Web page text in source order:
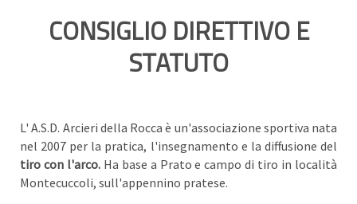
CONSIGLIO DIRETTIVO E
STATUTO
L' A.S.D. Arcieri della Rocca è un'associazione sportiva nata
nel 2007 per la pratica, l'insegnamento e la diffusione del
tiro con l'arco.Ha base a Prato e campo di tiro in località
Montecuccoli, sull'appennino pratese.